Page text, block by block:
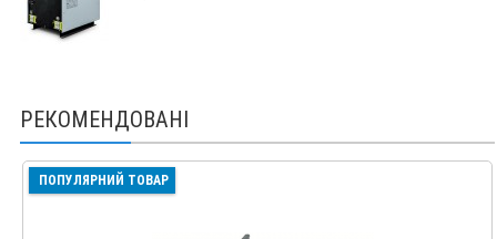
РЕКОМЕНДОВАНІ
ПОПУЛЯРНИЙ ТОВАР